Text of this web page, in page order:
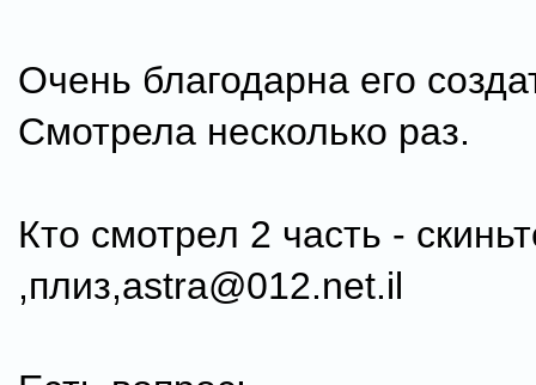
Очень благодарна его
Смотрела несколько раз.
Кто смотрел 2 часть -
,плиз,astra@012.net.il